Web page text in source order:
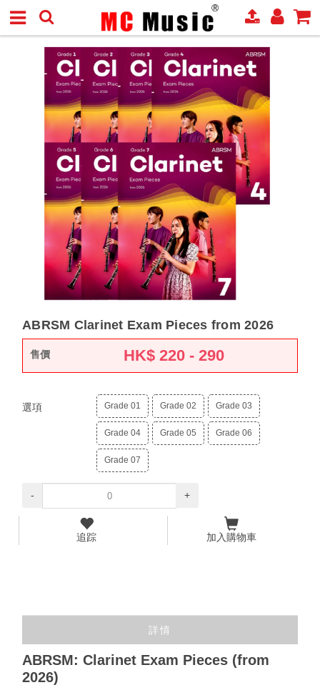
ABRSM Clarinet Exam Pieces from 2026
售價 HK$220 - 290
選項 Grade 01 Grade 02 Grade 03
Grade 04 Grade 05 Grade 06
Grade 07
- +
追踪 加入購物車
詳情
ABRSM: Clarinet Exam Pieces (from
2026)